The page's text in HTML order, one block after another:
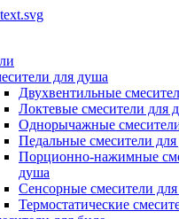
для душа
Двухвентильные
Локтевые смесители для
Однорычажные
Педальные смесители
Порционно-нажимные
душа
Сенсорные смесители
Термостатические